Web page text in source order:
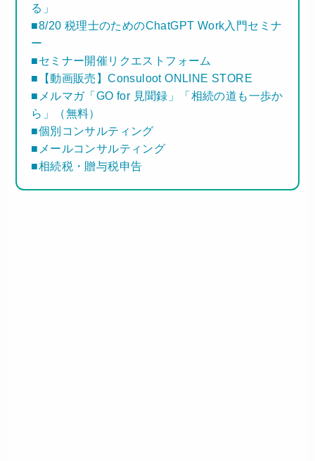
る」
■8/20 税理士のためのChatGPT Work入門セミナ
ー
■セミナー開催リクエストフォーム
■【動画販売】Consuloot ONLINE STORE
■メルマガ「GO for 見聞録」「相続の道も一歩か
ら」（無料）
■個別コンサルティング
■メールコンサルティング
■相続税・贈与税申告